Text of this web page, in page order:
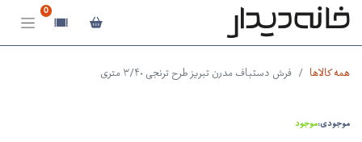
0
همه کالاها فرش دستباف مدرن تبریز طرح ترنجی ۳/۴۰ متری
موجودی:موجود